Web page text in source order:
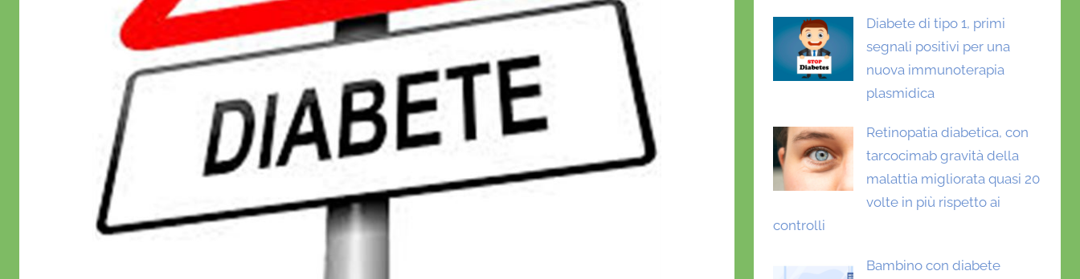
Diabete di tipo 1, primi
segnali positivi per una
nuova immunoterapia
plasmidica
Retinopatia diabetica, con
tarcocimab gravità della
malattia migliorata quasi 20
volte in più rispetto ai
controlli
Bambino con diabete